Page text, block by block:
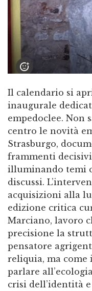
Il calendario si
inaugurale
empedoclee. Non
centro le novità
Strasburgo,
frammenti decisivi
illuminando temi
discussi.
acquisizioni alla
edizione critica
Marciano, lavoro
precisione la
pensatore
reliquia, ma come
parlare
crisi dell’identità